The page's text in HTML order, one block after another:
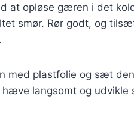
at opløse gæren i det
smør. Rør godt, og
plastfolie og sæt
langsomt og udvikle